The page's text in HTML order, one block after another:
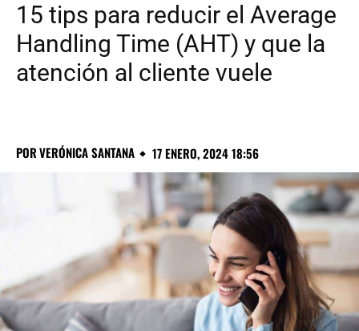
15 tips para reducir el Average
Handling Time (AHT) y que la
atención al cliente vuele
PORVERÓNICA SANTANA 17 ENERO, 2024 18:56